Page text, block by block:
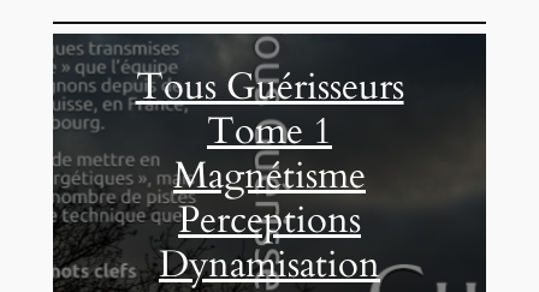
Tous Guérisseurs
Tome 1
Magnétisme
Perceptions
Dynamisation